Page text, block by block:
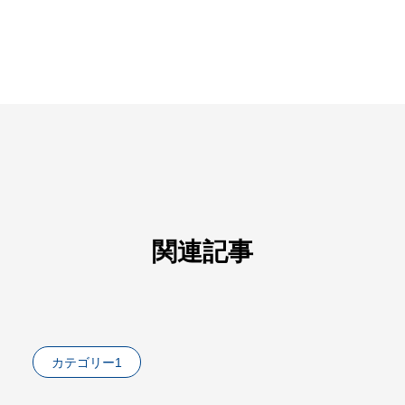
関連記事
カテゴリー1